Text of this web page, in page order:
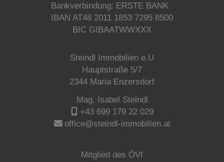
Bankverbindung: ERSTE BANK
IBAN AT48 2011 1853 7295 8500
BIC GIBAATWWXXX
Steindl Immobilien e.U
Hauptstraße 5/7
2344 Maria Enzersdorf
Mag. Isabel Steindl
+43 699 179 22 029
office@steindl-immobilien.at
Mitglied des ÖVI